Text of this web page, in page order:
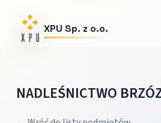
XPU Sp. z o.o.
NADLEŚNICTWO